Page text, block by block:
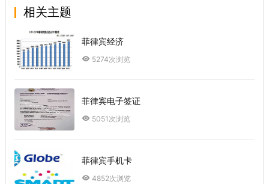
相关主题
菲律宾经济
5274次浏览
菲律宾电子签证
5051次浏览
菲律宾手机卡
4852次浏览